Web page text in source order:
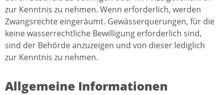
zur Kenntnis zu nehmen. Wenn erforderlich, werden
Zwangsrechte eingeräumt. Gewässerquerungen, für die
keine wasserrechtliche Bewilligung erforderlich sind,
sind der Behörde anzuzeigen und von dieser lediglich
zur Kenntnis zu nehmen.
Allgemeine Informationen